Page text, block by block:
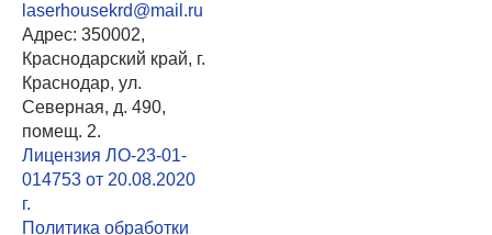
laserhousekrd@mail.ru
Адрес: 350002,
Краснодарский край, г.
Краснодар, ул.
Северная, д. 490,
помещ. 2.
Лицензия ЛО-23-01-
014753 от 20.08.2020
г.
Политика обработки